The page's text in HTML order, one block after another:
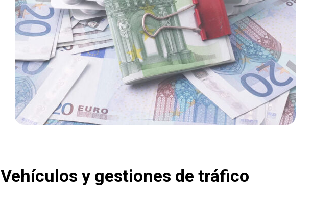
Vehículos y gestiones de tráfico